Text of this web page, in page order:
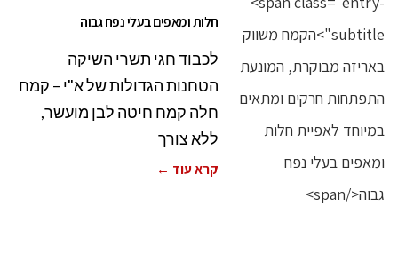
חלות ומאפים בעלי נפח גבוה
לכבוד חגי תשרי השיקה
הטחנות הגדולות של א"י – קמח
חלה קמח חיטה לבן מועשר,
ללא צורך
קרא עוד ←